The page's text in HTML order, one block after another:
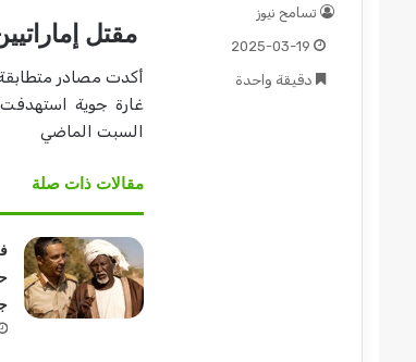
مقتل
أكدت مصادر
غارة جوية
السبت الماضي
مقالات ذات صلة
تسامح نيوز
2025-03-19
دقيقة واحدة